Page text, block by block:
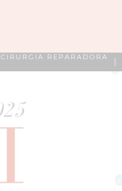
CIRURGIA REPARADORA